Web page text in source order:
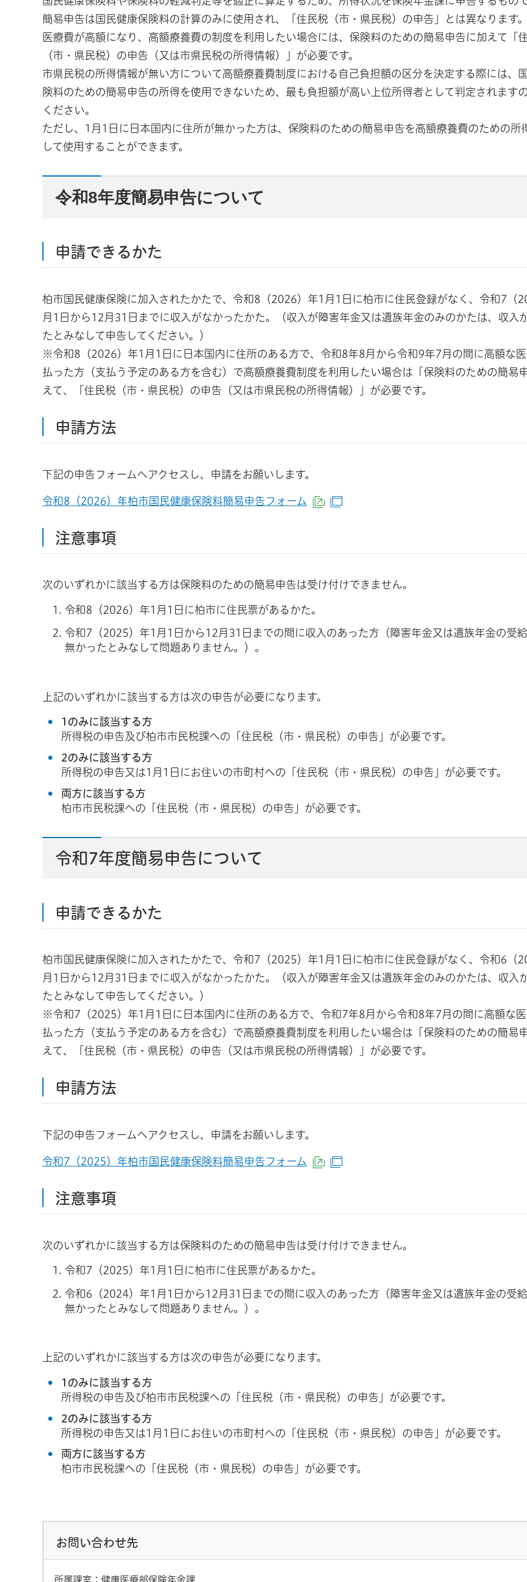
簡易申告は国民健康保険料の計算のみに使用され、「住民税（市・県民税）の申告」とは異なります。
医療費が高額になり、高額療養費の制度を利用したい場合には、保険料のための簡易申告に加えて「
（市・県民税）の申告（又は市県民税の所得情報）」が必要です。
市県民税の所得情報が無い方について高額療養費制度における自己負担額の区分を決定する際には、
険料のための簡易申告の所得を使用できないため、最も負担額が高い上位所得者として判定されます
ください。
ただし、1月1日に日本国内に住所が無かった方は、保険料のための簡易申告を高額療養費のための所
して使用することができます。
令和8年度簡易申告について
申請できるかた
柏市国民健康保険に加入されたかたで、令和8（2026）年1月1日に柏市に住民登録がなく、令和7（
月1日から12月31日までに収入がなかったかた。（収入が障害年金又は遺族年金のみのかたは、収入
たとみなして申告してください。）
※令和8（2026）年1月1日に日本国内に住所のある方で、令和8年8月から令和9年7月の間に高額な
払った方（支払う予定のある方を含む）で高額療養費制度を利用したい場合は「保険料のための簡易
えて、「住民税（市・県民税）の申告（又は市県民税の所得情報）」が必要です。
申請方法
下記の申告フォームへアクセスし、申請をお願いします。
令和8（2026）年柏市国民健康保険料簡易申告フォーム （外部サイトへリンク）
注意事項
次のいずれかに該当する方は保険料のための簡易申告は受け付けできません。
令和8（2026）年1月1日に柏市に住民票があるかた。
令和7（2025）年1月1日から12月31日までの間に収入のあった方（障害年金又は遺族年金の受
無かったとみなして問題ありません。）。
上記のいずれかに該当する方は次の申告が必要になります。
1のみに該当する方
所得税の申告及び柏市市民税課への「住民税（市・県民税）の申告」が必要です。
2のみに該当する方
所得税の申告又は1月1日にお住いの市町村への「住民税（市・県民税）の申告」が必要です。
両方に該当する方
柏市市民税課への「住民税（市・県民税）の申告」が必要です。
令和7年度簡易申告について
申請できるかた
柏市国民健康保険に加入されたかたで、令和7（2025）年1月1日に柏市に住民登録がなく、令和6（
月1日から12月31日までに収入がなかったかた。（収入が障害年金又は遺族年金のみのかたは、収入
たとみなして申告してください。）
※令和7（2025）年1月1日に日本国内に住所のある方で、令和7年8月から令和8年7月の間に高額な
払った方（支払う予定のある方を含む）で高額療養費制度を利用したい場合は「保険料のための簡易
えて、「住民税（市・県民税）の申告（又は市県民税の所得情報）」が必要です。
申請方法
下記の申告フォームへアクセスし、申請をお願いします。
令和7（2025）年柏市国民健康保険料簡易申告フォーム （外部サイトへリンク）
注意事項
次のいずれかに該当する方は保険料のための簡易申告は受け付けできません。
令和7（2025）年1月1日に柏市に住民票があるかた。
令和6（2024）年1月1日から12月31日までの間に収入のあった方（障害年金又は遺族年金の受
無かったとみなして問題ありません。）。
上記のいずれかに該当する方は次の申告が必要になります。
1のみに該当する方
所得税の申告及び柏市市民税課への「住民税（市・県民税）の申告」が必要です。
2のみに該当する方
所得税の申告又は1月1日にお住いの市町村への「住民税（市・県民税）の申告」が必要です。
両方に該当する方
柏市市民税課への「住民税（市・県民税）の申告」が必要です。
お問い合わせ先
所属課室：健康医療部保険年金課